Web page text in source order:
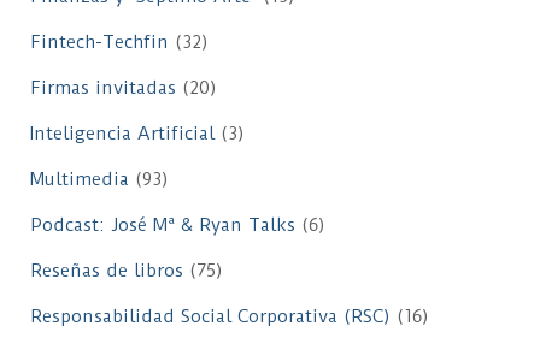
Fintech-Techfin (32)
Firmas invitadas (20)
Inteligencia Artificial(3)
Multimedia (93)
Podcast: José Mª & Ryan Talks (6)
Reseñas de libros (75)
Responsabilidad Social Corporativa (RSC) (16)